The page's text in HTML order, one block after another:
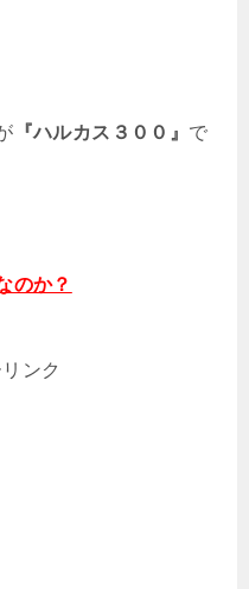
『ハルカス３００』 で
のか？
ンク